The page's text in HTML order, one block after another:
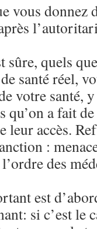
vous donnez
sûre, quels
santé réel,
votre santé,
qu’on a fait
leur accès.
:
des
est
si c’est le